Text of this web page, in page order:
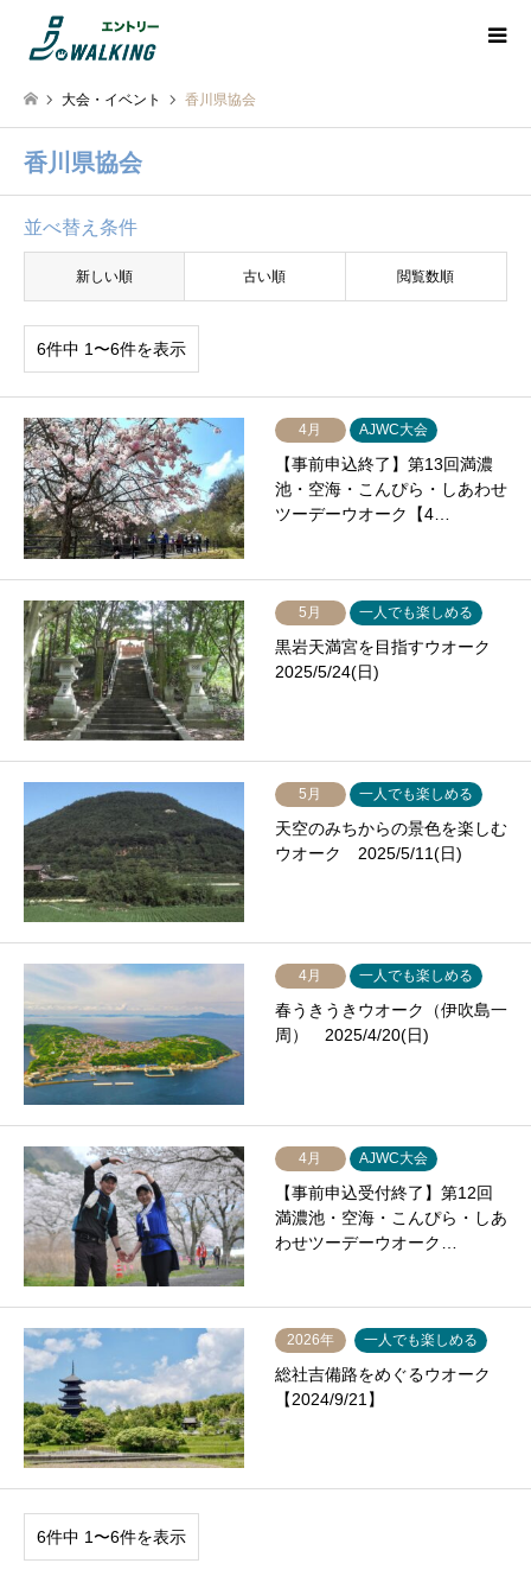
大会・イベント 香川県協会
香川県協会
並べ替え条件
新しい順 古い順 閲覧数順
6件中 1〜6件を表示
4月 AJWC大会
【事前申込終了】第13回満濃
池・空海・こんぴら・しあわせ
ツーデーウオーク【4…
5月 一人でも楽しめる
黒岩天満宮を目指すウオーク
2025/5/24(日)
5月 一人でも楽しめる
天空のみちからの景色を楽しむ
ウオーク 2025/5/11(日)
4月 一人でも楽しめる
春うきうきウオーク（伊吹島一
周） 2025/4/20(日)
4月 AJWC大会
【事前申込受付終了】第12回
満濃池・空海・こんぴら・しあ
わせツーデーウオーク…
2026年 一人でも楽しめる
総社吉備路をめぐるウオーク
【2024/9/21】
6件中 1〜6件を表示